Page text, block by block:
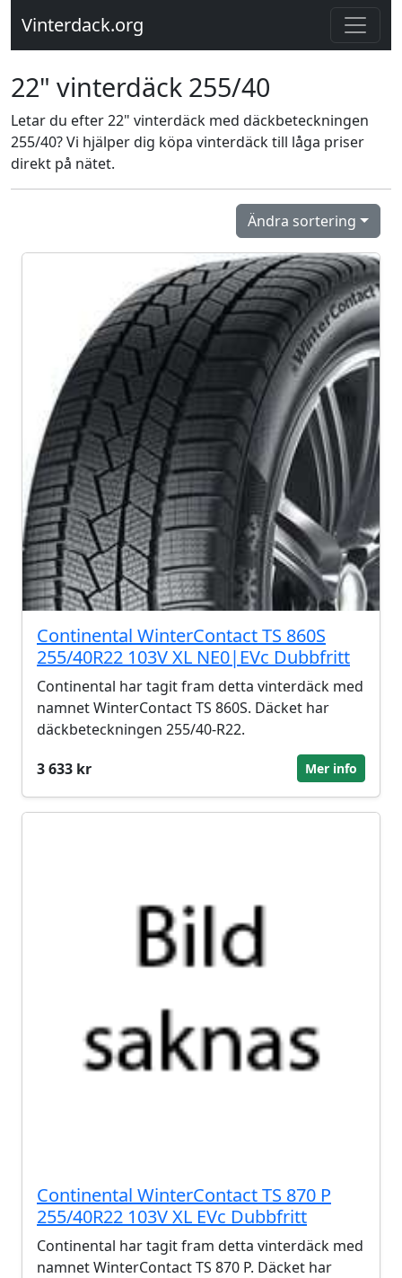
Vinterdack.org
22" vinterdäck 255/40
Letar du efter 22" vinterdäck med däckbeteckningen
255/40? Vi hjälper dig köpa vinterdäck till låga priser
direkt på nätet.
Ändra sortering
Continental WinterContact TS 860S
255/40R22 103V XL NE0|EVc Dubbfritt
Continental har tagit fram detta vinterdäck med
namnet WinterContact TS 860S. Däcket har
däckbeteckningen 255/40-R22.
3 633 kr
Mer info
Continental WinterContact TS 870 P
255/40R22 103V XL EVc Dubbfritt
Continental har tagit fram detta vinterdäck med
namnet WinterContact TS 870 P. Däcket har